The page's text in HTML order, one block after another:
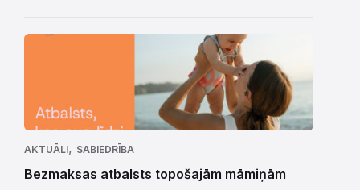
AKTUĀLI, SABIEDRĪBA
Bezmaksas atbalsts topošajām māmiņām